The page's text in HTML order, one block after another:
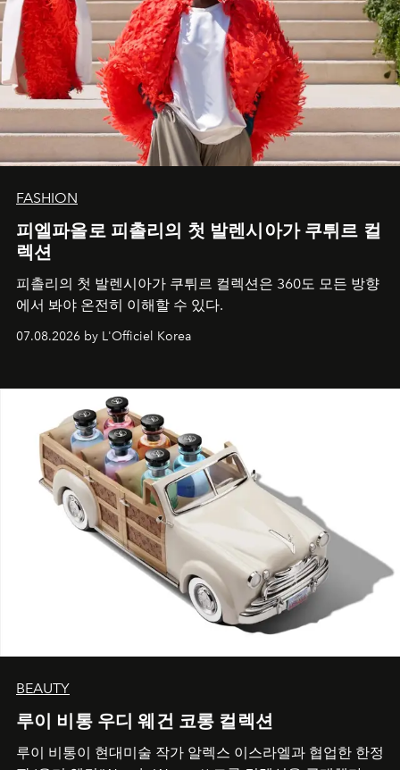
FASHION
피엘파올로 피촐리의 첫 발렌시아가 쿠튀르 컬
렉션
피촐리의 첫 발렌시아가 쿠튀르 컬렉션은 360도 모든 방향
에서 봐야 온전히 이해할 수 있다.
07.08.2026 by L'Officiel Korea
BEAUTY
루이 비통 우디 웨건 코롱 컬렉션
루이 비통이 현대미술 작가 알렉스 이스라엘과 협업한 한정